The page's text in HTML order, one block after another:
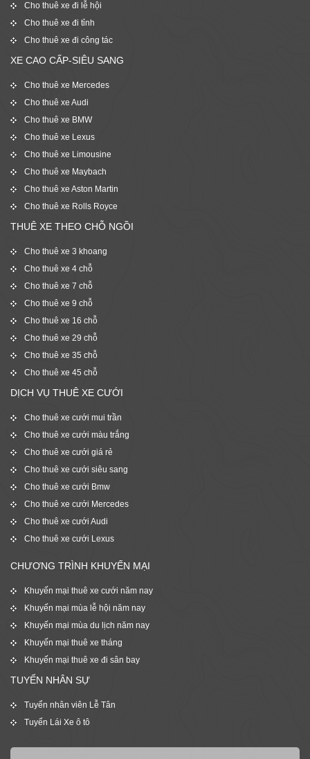
Cho thuê xe đi lễ hội
Cho thuê xe đi tỉnh
Cho thuê xe đi công tác
XE CAO CẤP-SIÊU SANG
Cho thuê xe Mercedes
Cho thuê xe Audi
Cho thuê xe BMW
Cho thuê xe Lexus
Cho thuê xe Limousine
Cho thuê xe Maybach
Cho thuê xe Aston Martin
Cho thuê xe Rolls Royce
THUÊ XE THEO CHỖ NGỒI
Cho thuê xe 3 khoang
Cho thuê xe 4 chỗ
Cho thuê xe 7 chỗ
Cho thuê xe 9 chỗ
Cho thuê xe 16 chỗ
Cho thuê xe 29 chỗ
Cho thuê xe 35 chỗ
Cho thuê xe 45 chỗ
DỊCH VỤ THUÊ XE CƯỚI
Cho thuê xe cưới mui trần
Cho thuê xe cưới màu trắng
Cho thuê xe cưới giá rẻ
Cho thuê xe cưới siêu sang
Cho thuê xe cưới Bmw
Cho thuê xe cưới Mercedes
Cho thuê xe cưới Audi
Cho thuê xe cưới Lexus
CHƯƠNG TRÌNH KHUYẾN MẠI
Khuyến mại thuê xe cưới năm nay
Khuyến mại mùa lễ hội năm nay
Khuyến mại mùa du lịch năm nay
Khuyến mại thuê xe tháng
Khuyến mại thuê xe đi sân bay
TUYỂN NHÂN SỰ
Tuyển nhân viên Lễ Tân
Tuyển Lái Xe ô tô